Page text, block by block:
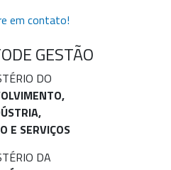
em contato!
DE GESTÃO
DO
E SERVIÇOS
DA